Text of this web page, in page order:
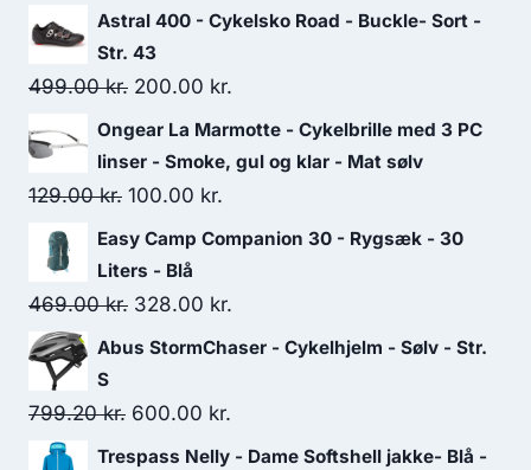
Astral 400 - Cykelsko Road - Buckle- Sort -
Str. 43
499.00kr. Original
price
was:
499.00 kr..
200.00 kr.
price
is:
Ongear La Marmotte - Cykelbrille med 3 PC
linser - Smoke, gul og klar - Mat sølv
129.00kr. Original
price
was:
129.00 kr..
100.00 kr.
price
100.00 kr..
Easy Camp Companion 30 - Rygsæk - 30
Liters - Blå
469.00kr. Original
price
469.00 kr..
328.00 kr.
price
Abus StormChaser - Cykelhjelm - Sølv - Str.
S
799.20kr. Original
price
600.00 kr.
price
Trespass Nelly - Dame Softshell jakke- Blå -